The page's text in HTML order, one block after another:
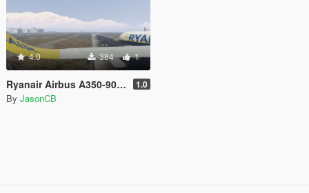
4.0 384 1
Ryanair Airbus A350-900XWB 1.0
By JasonCB